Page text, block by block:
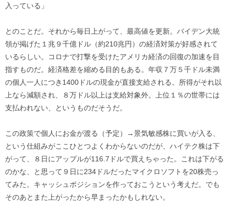
入っている」
とのことだ。それから毎日上がって、最高値を更新。バイデン大統
領が掲げた１兆９千億ドル（約210兆円）の経済対策が好感されて
いるらしい。コロナで打撃を受けたアメリカ経済の回復の加速を目
指すものだ。経済格差を縮める目的もある。年収７万５千ドル未満
の個人一人につき1400ドルの現金が直接支給される。所得がそれ以
上なら減額され、８万ドル以上は支給対象外。上位１％の世帯には
支払われない、というものだそうだ。
この政策で個人にお金が渡る（予定）→景気敏感株に買いが入る、
という仕組みがここひとつよくわからないのだが、ハイテク株は下
がって、８日にアップルが116.7ドルで買えちゃった。これは下がる
のかな、と思って９日に234ドルだったマイクロソフトを20株売っ
てみた。キャッシュポジションを作っておこうという考えだ。でも
そのあとまた上がったから早まったかもしれない。